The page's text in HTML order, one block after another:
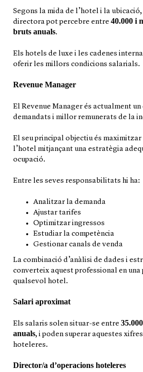
Segons la mida de l’hotel i la
directora pot percebre entre 40.000 i
bruts anuals.
Els hotels de luxe i les cadenes
oferir les millors condicions salarials.
Revenue Manager
El Revenue Manager és actualment
demandats i millor remunerats de la
El seu principal objectiu és
l’hotel mitjançant una estratègia
ocupació.
Entre les seves responsabilitats hi ha:
Analitzar la demanda
Ajustar tarifes
Optimitzar ingressos
Estudiar la competència
Gestionar canals de venda
La combinació d’anàlisi de dades i
converteix aquest professional en una
qualsevol hotel.
Salari aproximat
Els salaris solen situar-se entre
anuals, i poden superar aquestes
hoteleres.
Director/a d’operacions hoteleres